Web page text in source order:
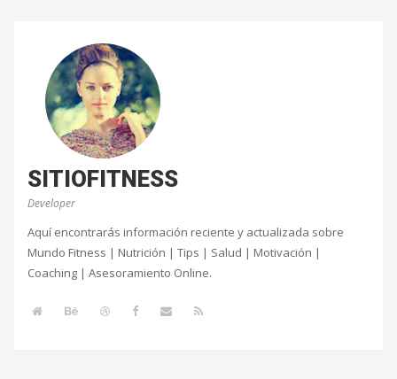
SITIOFITNESS
Developer
Aquí encontrarás información reciente y actualizada sobre
Mundo Fitness | Nutrición | Tips | Salud | Motivación |
Coaching | Asesoramiento Online.